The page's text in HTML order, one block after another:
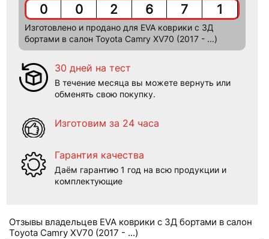
0 0 2 6 7 1
Изготовлено и продано для EVA коврики c 3Д
бортами в салон Toyota Camry XV70 (2017 - ...)
30 дней на тест
В течение месяца вы можете вернуть или
обменять свою покупку.
Изготовим за 24 часа
Гарантия качества
Даём гарантию 1 год на всю продукции и
комплектующие
Отзывы владельцев EVA коврики c 3Д бортами в салон
Toyota Camry XV70 (2017 - ...)